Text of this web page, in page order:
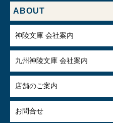
ABOUT
神陵文庫 会社案内
九州神陵文庫 会社案内
店舗のご案内
お問合せ